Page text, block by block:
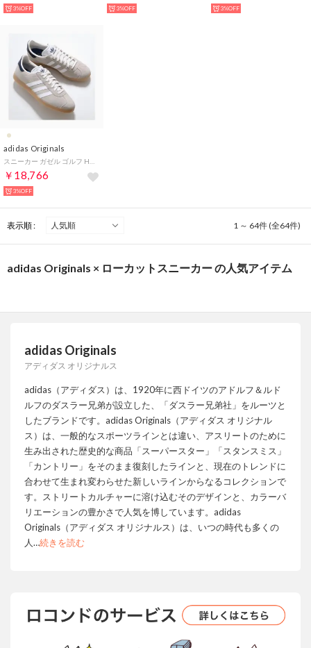
3%OFF 3%OFF 3%OFF
adidas Originals
￥18,766
3%OFF
表示順 : 1 ～ 64件 (全64件)
adidas Originals × ローカットスニーカー の人気アイテム
adidas Originals
アディダス オリジナルス
adidas（アディダス）は、1920年に西ドイツのアドルフ＆ルド
ルフのダスラー兄弟が設立した、「ダスラー兄弟社」をルーツと
したブランドです。adidas Originals（アディダス オリジナル
ス）は、一般的なスポーツラインとは違い、アスリートのために
生み出された歴史的な商品「スーパースター」「スタンスミス」
「カントリー」をそのまま復刻したラインと、現在のトレンドに
合わせて生まれ変わらせた新しいラインからなるコレクションで
す。ストリートカルチャーに溶け込むそのデザインと、カラーバ
リエーションの豊かさで人気を博しています。adidas
Originals（アディダス オリジナルス）は、いつの時代も多くの
人…続きを読む